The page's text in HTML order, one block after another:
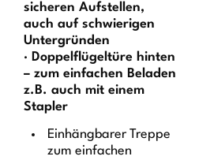
sicheren Aufstellen,
auch auf schwierigen
Untergründen
· Doppelflügeltüre hinten
– zum einfachen Beladen
z.B. auch mit einem
Stapler
Einhängbarer Treppe
zum einfachen